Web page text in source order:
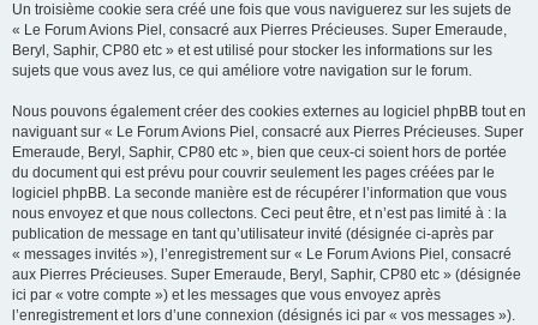
Un troisième cookie sera créé une fois que vous naviguerez sur les sujets de
« Le Forum Avions Piel, consacré aux Pierres Précieuses. Super Emeraude,
Beryl, Saphir, CP80 etc » et est utilisé pour stocker les informations sur les
sujets que vous avez lus, ce qui améliore votre navigation sur le forum.
Nous pouvons également créer des cookies externes au logiciel phpBB tout en
naviguant sur « Le Forum Avions Piel, consacré aux Pierres Précieuses. Super
Emeraude, Beryl, Saphir, CP80 etc », bien que ceux-ci soient hors de portée
du document qui est prévu pour couvrir seulement les pages créées par le
logiciel phpBB. La seconde manière est de récupérer l’information que vous
nous envoyez et que nous collectons. Ceci peut être, et n’est pas limité à : la
publication de message en tant qu’utilisateur invité (désignée ci-après par
« messages invités »), l’enregistrement sur « Le Forum Avions Piel, consacré
aux Pierres Précieuses. Super Emeraude, Beryl, Saphir, CP80 etc » (désignée
ici par « votre compte ») et les messages que vous envoyez après
l’enregistrement et lors d’une connexion (désignés ici par « vos messages »).